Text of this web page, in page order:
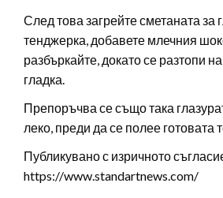
След това загрейте сметаната за
тенджерка, добавете млечния
разбъркайте, докато се разтопи
гладка.
Препоръчва се също така
леко, преди да се полее готовата
Публикувано с изричното
https://www.standartnews.com/